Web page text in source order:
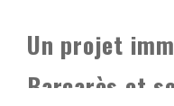
Un projet
Barcarès et